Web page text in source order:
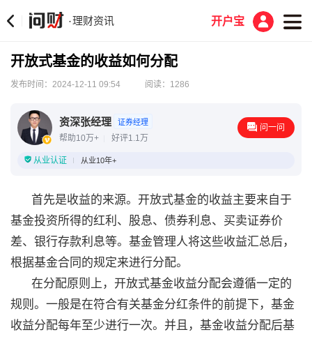
·理财资讯 开户宝
开放式基金的收益如何分配
发布时间：2024-12-11 09:54 阅读：1286
资深张经理 证券经理
帮助10万+ 好评1.1万
问一问
从业认证 从业10年+
首先是收益的来源。开放式基金的收益主要来自于
基金投资所得的红利、股息、债券利息、买卖证券价
差、银行存款利息等。基金管理人将这些收益汇总后，
根据基金合同的规定来进行分配。
在分配原则上，开放式基金收益分配会遵循一定的
规则。一般是在符合有关基金分红条件的前提下，基金
收益分配每年至少进行一次。并且，基金收益分配后基